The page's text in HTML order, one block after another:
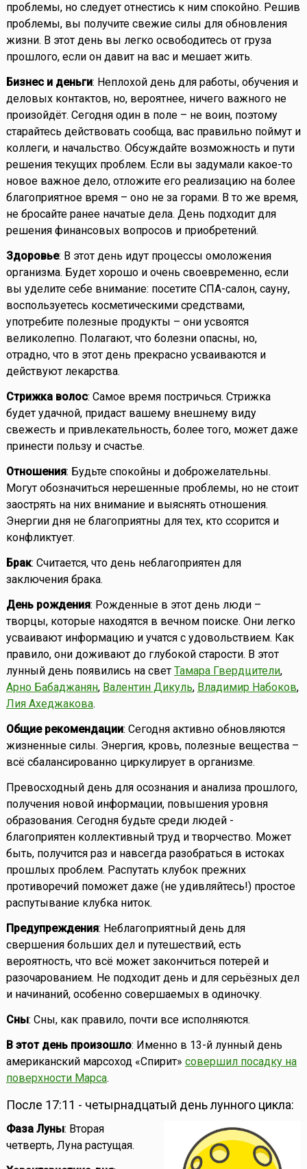
проблемы, но следует отнестись к ним спокойно. Решив
проблемы, вы получите свежие силы для обновления
жизни. В этот день вы легко освободитесь от груза
прошлого, если он давит на вас и мешает жить.
Бизнес и деньги: Неплохой день для работы, обучения и
деловых контактов, но, вероятнее, ничего важного не
произойдёт. Сегодня один в поле – не воин, поэтому
старайтесь действовать сообща, вас правильно поймут и
коллеги, и начальство. Обсуждайте возможность и пути
решения текущих проблем. Если вы задумали какое-то
новое важное дело, отложите его реализацию на более
благоприятное время – оно не за горами. В то же время,
не бросайте ранее начатые дела. День подходит для
решения финансовых вопросов и приобретений.
Здоровье: В этот день идут процессы омоложения
организма. Будет хорошо и очень своевременно, если
вы уделите себе внимание: посетите СПА-салон, сауну,
воспользуетесь косметическими средствами,
употребите полезные продукты – они усвоятся
великолепно. Полагают, что болезни опасны, но,
отрадно, что в этот день прекрасно усваиваются и
действуют лекарства.
Стрижка волос: Самое время постричься. Стрижка
будет удачной, придаст вашему внешнему виду
свежесть и привлекательность, более того, может даже
принести пользу и счастье.
Отношения: Будьте спокойны и доброжелательны.
Могут обозначиться нерешенные проблемы, но не стоит
заострять на них внимание и выяснять отношения.
Энергии дня не благоприятны для тех, кто ссорится и
конфликтует.
Брак: Считается, что день неблагоприятен для
заключения брака.
День рождения: Рожденные в этот день люди –
творцы, которые находятся в вечном поиске. Они легко
усваивают информацию и учатся с удовольствием. Как
правило, они доживают до глубокой старости. В этот
лунный день появились на свет Тамара Гвердцители,
Арно Бабаджанян, Валентин Дикуль, Владимир Набоков,
Лия Ахеджакова.
Общие рекомендации: Сегодня активно обновляются
жизненные силы. Энергия, кровь, полезные вещества –
всё сбалансированно циркулирует в организме.
Превосходный день для осознания и анализа прошлого,
получения новой информации, повышения уровня
образования. Сегодня будьте среди людей -
благоприятен коллективный труд и творчество. Может
быть, получится раз и навсегда разобраться в истоках
прошлых проблем. Распутать клубок прежних
противоречий поможет даже (не удивляйтесь!) простое
распутывание клубка ниток.
Предупреждения: Неблагоприятный день для
свершения больших дел и путешествий, есть
вероятность, что всё может закончиться потерей и
разочарованием. Не подходит день и для серьёзных дел
и начинаний, особенно совершаемых в одиночку.
Сны: Сны, как правило, почти все исполняются.
В этот день произошло: Именно в 13-й лунный день
американский марсоход «Спирит» совершил посадку на
поверхности Марса.
После 17:11 - четырнадцатый день лунного цикла:
Фаза Луны: Вторая
четверть, Луна растущая.